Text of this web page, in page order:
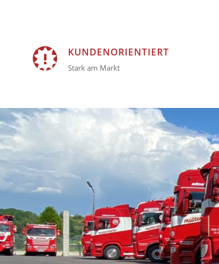
KUNDENORIENTIERT
Stark am Markt